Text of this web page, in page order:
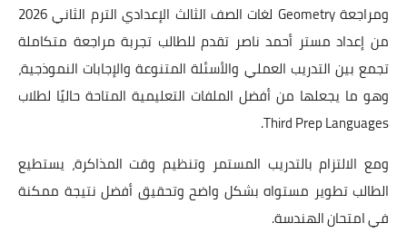
ومراجعة Geometry لغات الصف الثالث الإعدادي الترم الثاني 2026
من إعداد مستر أحمد ناصر تقدم للطالب تجربة مراجعة متكاملة
تجمع بين التدريب العملي والأسئلة المتنوعة والإجابات النموذجية،
وهو ما يجعلها من أفضل الملفات التعليمية المتاحة حاليًا لطلاب
Third Prep Languages.
ومع الالتزام بالتدريب المستمر وتنظيم وقت المذاكرة، يستطيع
الطالب تطوير مستواه بشكل واضح وتحقيق أفضل نتيجة ممكنة
في امتحان الهندسة.